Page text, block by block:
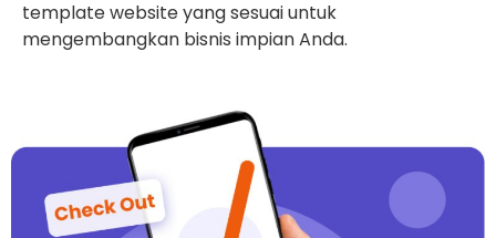
template website yang sesuai untuk
mengembangkan bisnis impian Anda.